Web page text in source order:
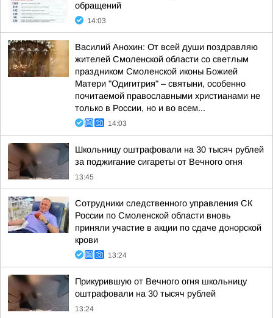
обращений
14:03
Василий Анохин: От всей души поздравляю
жителей Смоленской области со светлым
праздником Смоленской иконы Божией
Матери "Одигитрия" – святыни, особенно
почитаемой православными христианами не
только в России, но и во всем...
14:03
Школьницу оштрафовали на 30 тысяч рублей
за поджигание сигареты от Вечного огня
13:45
Сотрудники следственного управления СК
России по Смоленской области вновь
приняли участие в акции по сдаче донорской
крови
13:24
Прикурившую от Вечного огня школьницу
оштрафовали на 30 тысяч рублей
13:24